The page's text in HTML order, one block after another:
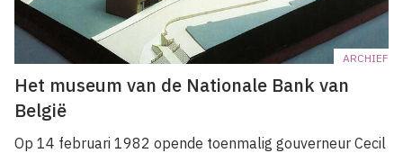
ARCHIEF
Het museum van de Nationale Bank van
België
Op 14 februari 1982 opende toenmalig gouverneur Cecil